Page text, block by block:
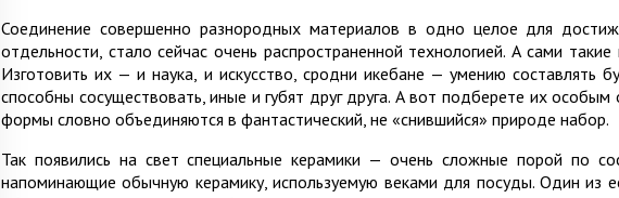
Соединение совершенно разнородных материалов в одно целое для
отдельности, стало сейчас очень распространенной технологией. А сами
Изготовить их — и наука, и искусство, сродни икебане — умению составлять
способны сосуществовать, иные и губят друг друга. А вот подберете их
формы словно объединяются в фантастический, не «снившийся» природе набор.
Так появились на свет специальные керамики — очень сложные порой по
напоминающие обычную керамику, используемую веками для посуды. Один из